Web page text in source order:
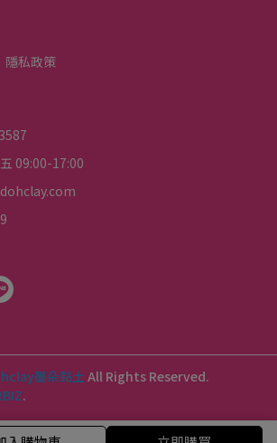
隱私政策
09:00-17:00
墨朵黏土 All Rights Reserved.
.